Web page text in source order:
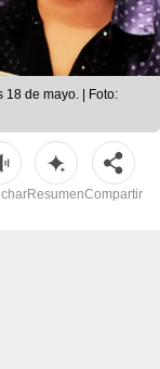
de mayo. | Foto:
ResumenCompartir